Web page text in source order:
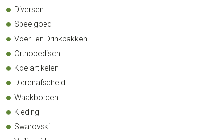
Diversen
Speelgoed
Voer- en Drinkbakken
Orthopedisch
Koelartikelen
Dierenafscheid
Waakborden
Kleding
Swarovski